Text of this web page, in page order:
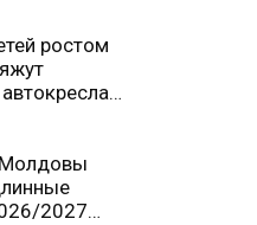
ростом
2027